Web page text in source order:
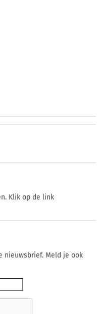
Klik op de link
nieuwsbrief. Meld je ook